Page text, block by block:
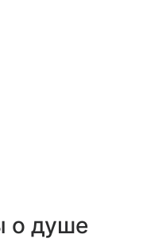
о душе